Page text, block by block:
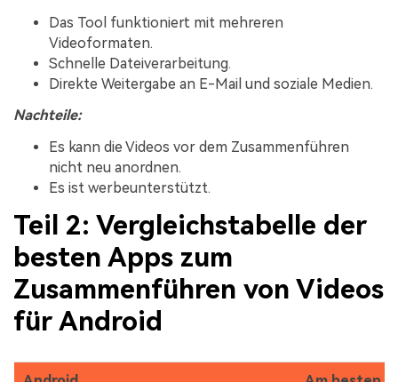
Das Tool funktioniert mit mehreren
Videoformaten.
Schnelle Dateiverarbeitung.
Direkte Weitergabe an E-Mail und soziale Medien.
Nachteile:
Es kann die Videos vor dem Zusammenführen
nicht neu anordnen.
Es ist werbeunterstützt.
Teil 2: Vergleichstabelle der
besten Apps zum
Zusammenführen von Videos
für Android